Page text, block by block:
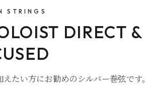
STRINGS
DIRECT &
たい方にお勧めのシルバー巻弦です。